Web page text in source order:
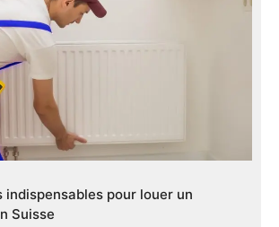
indispensables pour louer un
Suisse